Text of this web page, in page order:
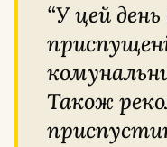
“У цей день будуть
Також